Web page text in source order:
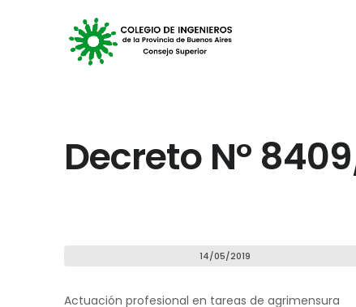
Decreto N°
14/05/2019
Actuación profesional en tareas de agrimensura